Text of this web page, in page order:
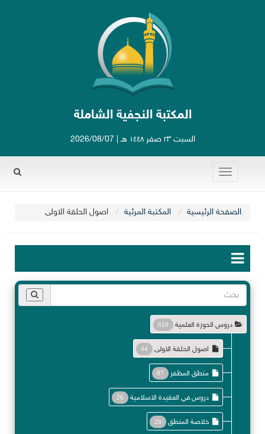
المكتبة النجفية الشاملة
السبت ٢٣ صفر ١٤٤٨ هـ | 2026/08/07
Toggle
navigation
الصفحة الرئيسية المكتبة المرئية اصول الحلقة الاولى
دروس الحوزة العلمية 610
اصول الحلقة الاولى 44
منطق المظفر 87
دروس في العقيدة الاسلامية 26
خلاصة المنطق 26